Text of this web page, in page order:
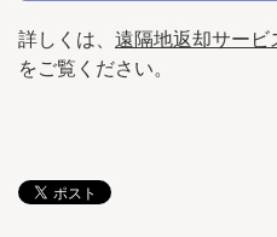
詳しくは、 遠隔地返却サービ
をご覧ください。